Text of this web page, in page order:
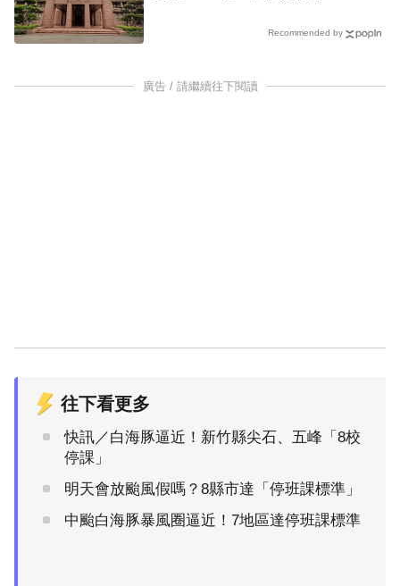
Recommended by
廣告 / 請繼續往下閱讀
往下看更多
快訊／白海豚逼近！新竹縣尖石、五峰「8校
停課」
明天會放颱風假嗎？8縣市達「停班課標準」
中颱白海豚暴風圈逼近！7地區達停班課標準